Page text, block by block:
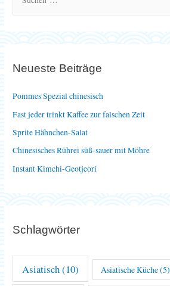
n
c
h
:
Neueste Beiträge
Pommes Spezial chinesisch
Fast jeder trinkt Kaffee zur falschen Zeit
Sprite Hähnchen-Salat
Chinesisches Rührei süß-sauer mit Möhre
Instant Kimchi-Geotjeori
Schlagwörter
Asiatisch(10) Asiatische Küche(5)